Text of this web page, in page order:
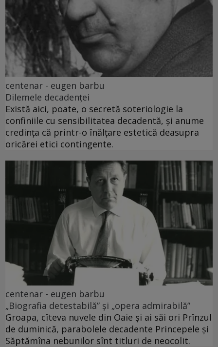
centenar - eugen barbu
Dilemele decadenței
Există aici, poate, o secretă soteriologie la
confiniile cu sensibilitatea decadentă, și anume
credința că printr-o înălțare estetică deasupra
oricărei etici contingente.
centenar - eugen barbu
„Biografia detestabilă” și „opera admirabilă”
Groapa, cîteva nuvele din Oaie și ai săi ori Prînzul
de duminică, parabolele decadente Princepele și
Săptămîna nebunilor sînt titluri de neocolit.